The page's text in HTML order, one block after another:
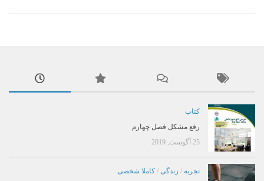
کتاب
رفع مشکل فصل چهارم
25 آگوست, 2019
تجربه / زندگی / کاملا شخصی